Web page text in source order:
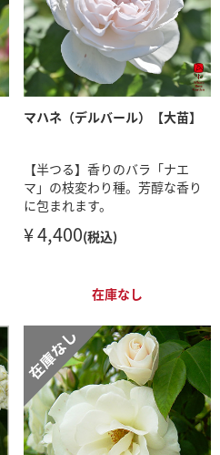
マハネ（デルバール）【大苗】
【半つる】香りのバラ「ナエ
マ」の枝変わり種。芳醇な香り
に包まれます。
¥ 4,400(税込)
在庫なし